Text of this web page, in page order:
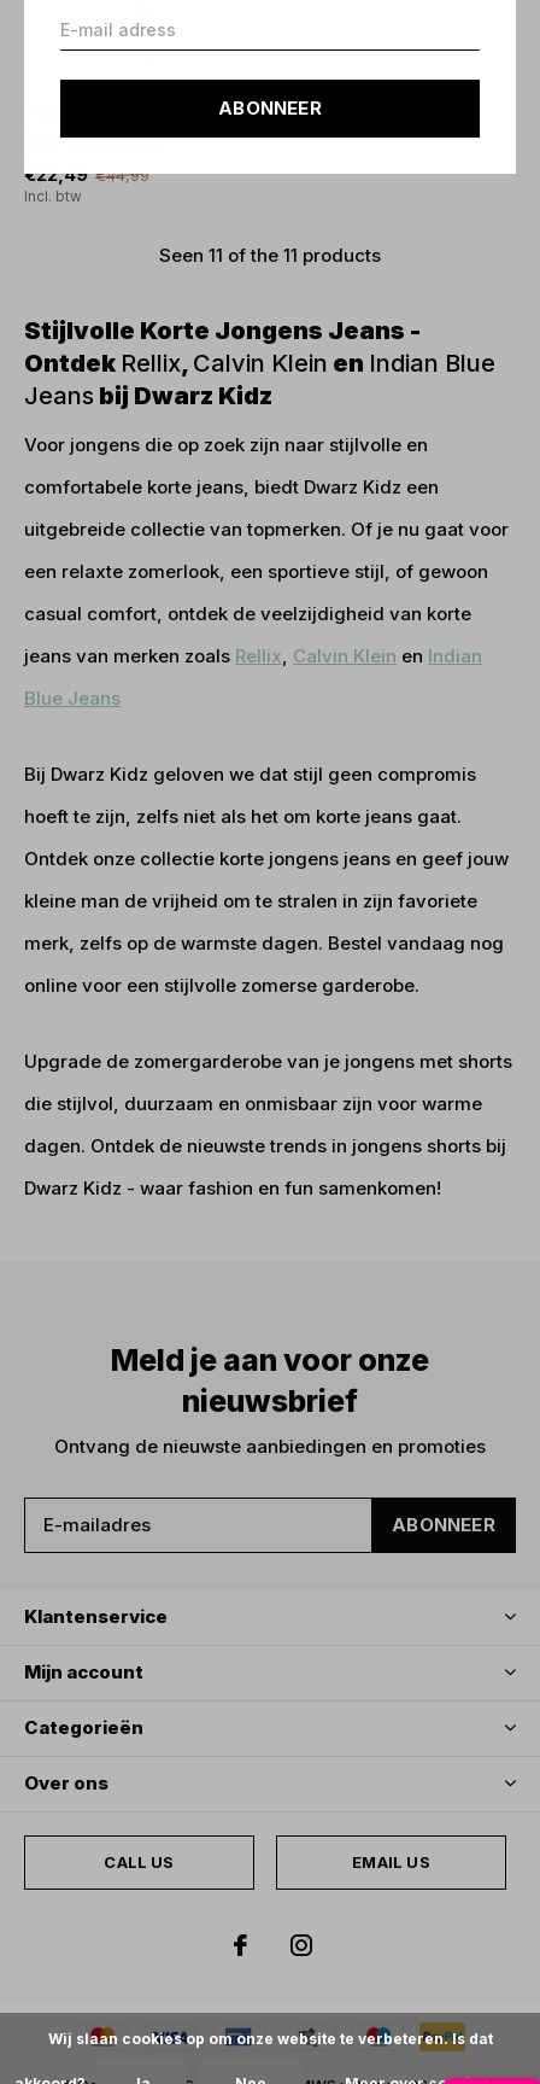
ABONNEER
Blue Andy Short
€22,49 €44,99
Incl. btw
Seen 11 of the 11 products
Stijlvolle Korte Jongens Jeans -
Ontdek Rellix, Calvin Klein en Indian Blue
Jeans bij Dwarz Kidz
Voor jongens die op zoek zijn naar stijlvolle en
comfortabele korte jeans, biedt Dwarz Kidz een
uitgebreide collectie van topmerken. Of je nu gaat voor
een relaxte zomerlook, een sportieve stijl, of gewoon
casual comfort, ontdek de veelzijdigheid van korte
jeans van merken zoals Rellix Calvin Klein en Indian
Blue Jeans
Bij Dwarz Kidz geloven we dat stijl geen compromis
hoeft te zijn, zelfs niet als het om korte jeans gaat.
Ontdek onze collectie korte jongens jeans en geef jouw
kleine man de vrijheid om te stralen in zijn favoriete
merk, zelfs op de warmste dagen. Bestel vandaag nog
online voor een stijlvolle zomerse garderobe.
Upgrade de zomergarderobe van je jongens met shorts
die stijlvol, duurzaam en onmisbaar zijn voor warme
dagen. Ontdek de nieuwste trends in jongens shorts bij
Dwarz Kidz - waar fashion en fun samenkomen!
Meld je aan voor onze
nieuwsbrief
Ontvang de nieuwste aanbiedingen en promoties
ABONNEER
Klantenservice
Mijn account
Categorieën
Over ons
CALL US EMAIL US
Wij slaan cookies op om onze website te verbeteren. Is dat